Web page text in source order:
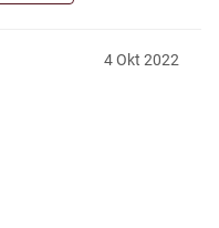
4 Okt 2022